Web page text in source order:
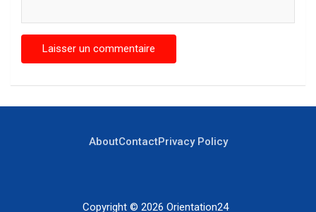
AboutContactPrivacy Policy
Copyright © 2026 Orientation24